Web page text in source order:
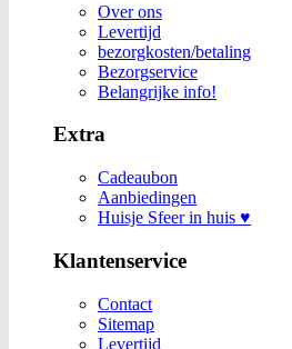
Over ons
Levertijd
bezorgkosten/betaling
Bezorgservice
Belangrijke info!
Extra
Cadeaubon
Aanbiedingen
Huisje Sfeer in huis ♥
Klantenservice
Contact
Sitemap
Levertijd